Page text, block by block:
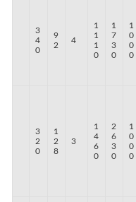
3
4
0
9
2
4
1
1
1
0
1
7
3
0
1
0
0
0
3
2
0
1
2
8
3
1
4
6
0
2
6
3
0
1
0
0
0